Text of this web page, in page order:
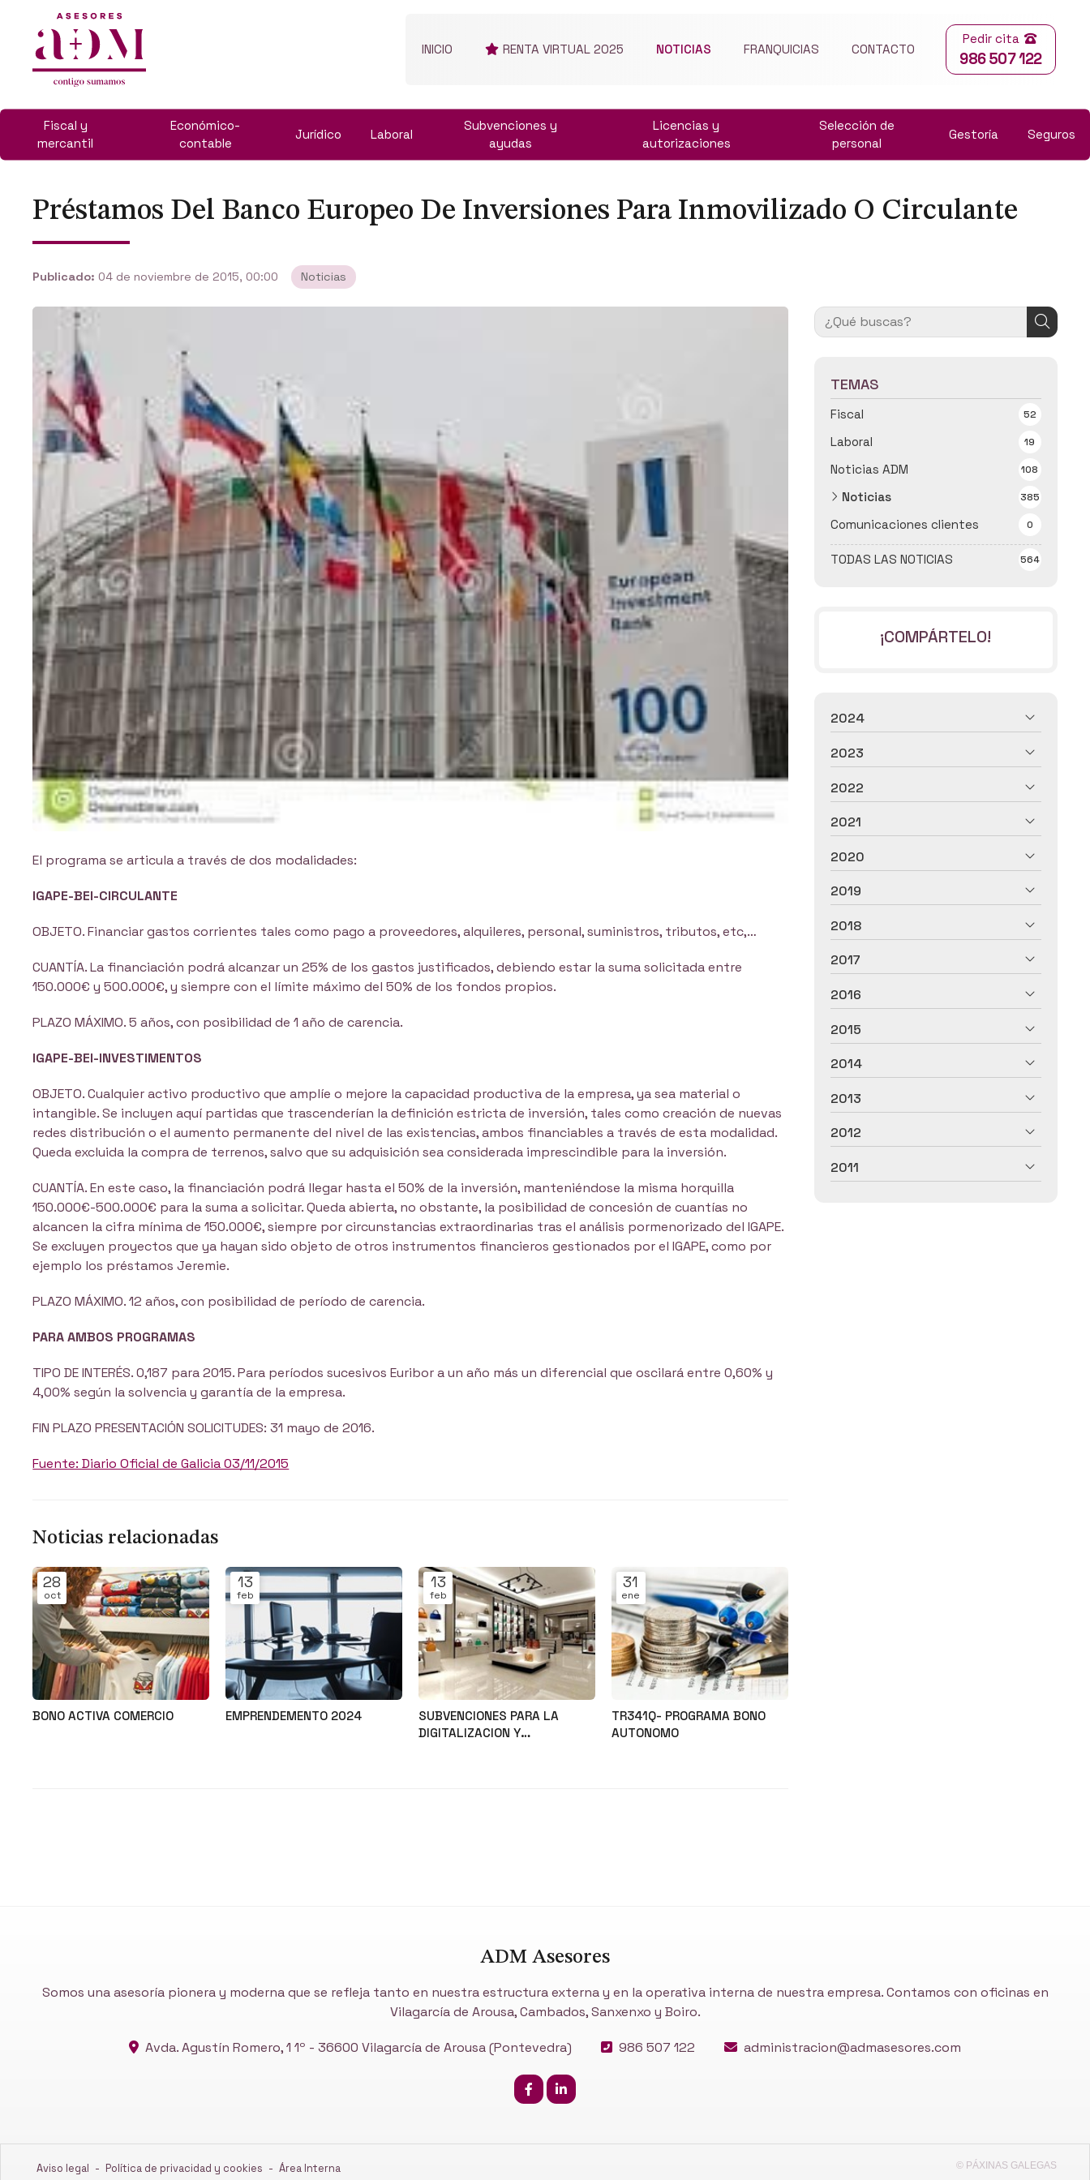
INICIO RENTA VIRTUAL 2025 NOTICIAS FRANQUICIAS CONTACTO
Pedir cita
986 507 122
Fiscal y
mercantil
Económico-
contable
Jurídico Laboral
Subvenciones y
ayudas
Licencias y
autorizaciones
Selección de
personal
Gestoría Seguros
Préstamos Del Banco Europeo De Inversiones Para Inmovilizado O Circulante
Publicado: 04 de noviembre de 2015, 00:00 Noticias
TEMAS
TODAS LAS NOTICIAS 564
Fiscal 52
Laboral 19
Noticias ADM 108
Noticias 385
Comunicaciones clientes 0
El programa se articula a través de dos modalidades:
IGAPE-BEI-CIRCULANTE
OBJETO. Financiar gastos corrientes tales como pago a proveedores, alquileres, personal, suministros, tributos, etc,…
CUANTÍA. La financiación podrá alcanzar un 25% de los gastos justificados, debiendo estar la suma solicitada entre
150.000€ y 500.000€, y siempre con el límite máximo del 50% de los fondos propios.
PLAZO MÁXIMO. 5 años, con posibilidad de 1 año de carencia.
IGAPE-BEI-INVESTIMENTOS
OBJETO. Cualquier activo productivo que amplíe o mejore la capacidad productiva de la empresa, ya sea material o
intangible. Se incluyen aquí partidas que trascenderían la definición estricta de inversión, tales como creación de nuevas
redes distribución o el aumento permanente del nivel de las existencias, ambos financiables a través de esta modalidad.
Queda excluida la compra de terrenos, salvo que su adquisición sea considerada imprescindible para la inversión.
CUANTÍA. En este caso, la financiación podrá llegar hasta el 50% de la inversión, manteniéndose la misma horquilla
150.000€-500.000€ para la suma a solicitar. Queda abierta, no obstante, la posibilidad de concesión de cuantías no
alcancen la cifra mínima de 150.000€, siempre por circunstancias extraordinarias tras el análisis pormenorizado del IGAPE.
Se excluyen proyectos que ya hayan sido objeto de otros instrumentos financieros gestionados por el IGAPE, como por
ejemplo los préstamos Jeremie.
PLAZO MÁXIMO. 12 años, con posibilidad de período de carencia.
PARA AMBOS PROGRAMAS
TIPO DE INTERÉS. 0,187 para 2015. Para períodos sucesivos Euribor a un año más un diferencial que oscilará entre 0,60% y
4,00% según la solvencia y garantía de la empresa.
FIN PLAZO PRESENTACIÓN SOLICITUDES: 31 mayo de 2016.
Fuente: Diario Oficial de Galicia 03/11/2015
Noticias relacionadas
28
oct
BONO ACTIVA COMERCIO
13
feb
EMPRENDEMENTO 2024
13
feb
SUBVENCIONES PARA LA
DIGITALIZACION Y
31
ene
TR341Q- PROGRAMA BONO
AUTONOMO
¡COMPÁRTELO!
2024
2023
2022
2021
2020
2019
2018
2017
2016
2015
2014
2013
2012
2011
ADM Asesores
Somos una asesoría pionera y moderna que se refleja tanto en nuestra estructura externa y en la operativa interna de nuestra empresa. Contamos con oficinas en
Vilagarcía de Arousa, Cambados, Sanxenxo y Boiro.
Avda. Agustín Romero, 1 1º - 36600 Vilagarcía de Arousa(Pontevedra) 986 507 122 administracion@admasesores.com
Aviso legal - Política de privacidad y cookies - Área Interna © PÁXINAS GALEGAS